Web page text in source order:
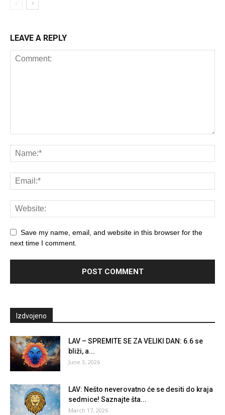
LEAVE A REPLY
Save my name, email, and website in this browser for the
next time I comment.
Izdvojeno
LAV – SPREMITE SE ZA VELIKI DAN: 6.6 se
bliži, a...
June 3, 2026
LAV: Nešto neverovatno će se desiti do kraja
sedmice! Saznajte šta...
March 17, 2026